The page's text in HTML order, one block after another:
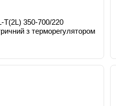
T(2L) 350-700/220
з терморегулятором